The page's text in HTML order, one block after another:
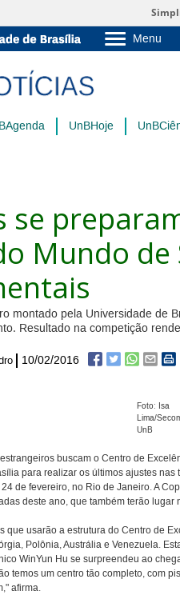
Menu
Pós-
Administração
UnBHoje
se
Mundo de
montado pela Universidade de
Resultado na competição
10/02/2016
Foto: Isa
Lima/
UnB
buscam o Centro de
para realizar os últimos ajustes
de fevereiro, no Rio de Janeiro. A
deste ano, que também terão
que usarão a estrutura do Centro de
Polônia, Austrália e Venezuela.
WinYun Hu se surpreendeu ao
temos um centro tão completo, com
afirma.